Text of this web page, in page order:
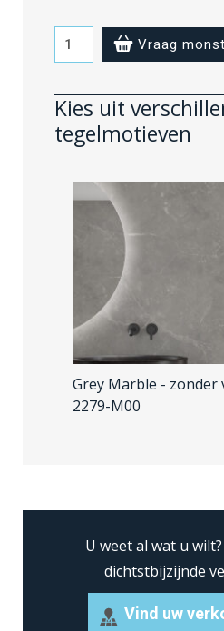
Grey
Marble
60
x
Vraag
Kies uit
tegelmotieven
Grey Marble - zonder
2279-M00
U weet al wat u wilt?
dichtstbijzijnde
Vind uw